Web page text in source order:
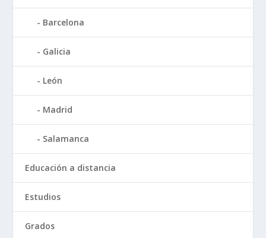
Barcelona
Galicia
León
Madrid
Salamanca
Educación a distancia
Estudios
Grados